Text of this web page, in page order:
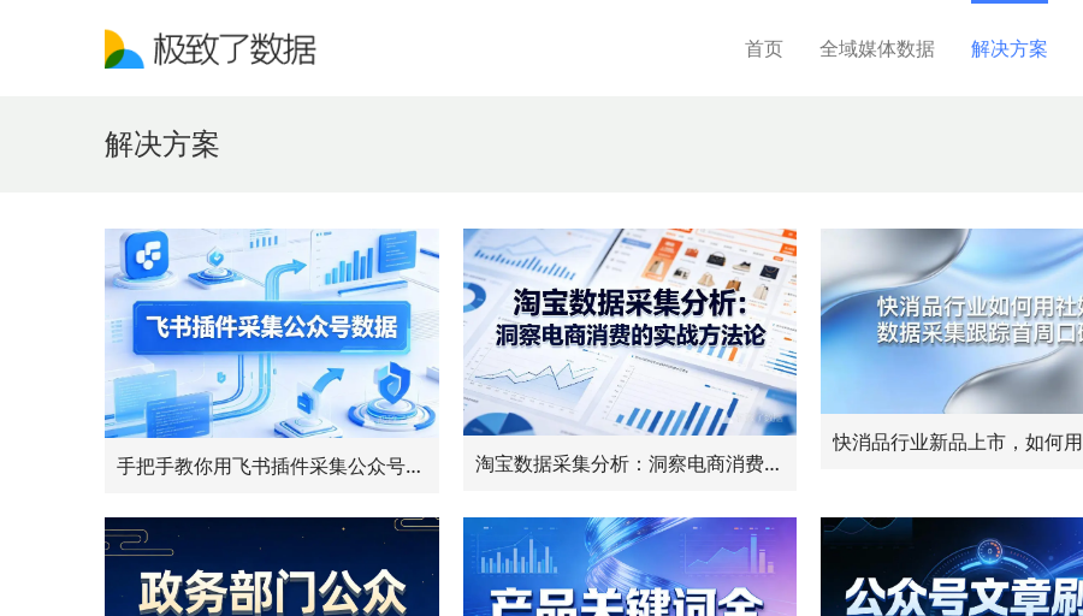
首页 全域媒体数据 解决方案
解决方案
手把手教你用飞书插件采集公众号数据，五分钟学会 淘宝数据采集分析：洞察电商消费的实战方法论